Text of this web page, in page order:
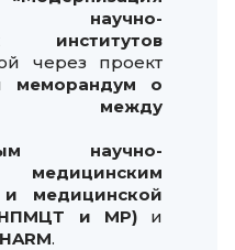
научно-
институтов
через проект
меморандум о
между
научно-
медицинской
и МР)и
.